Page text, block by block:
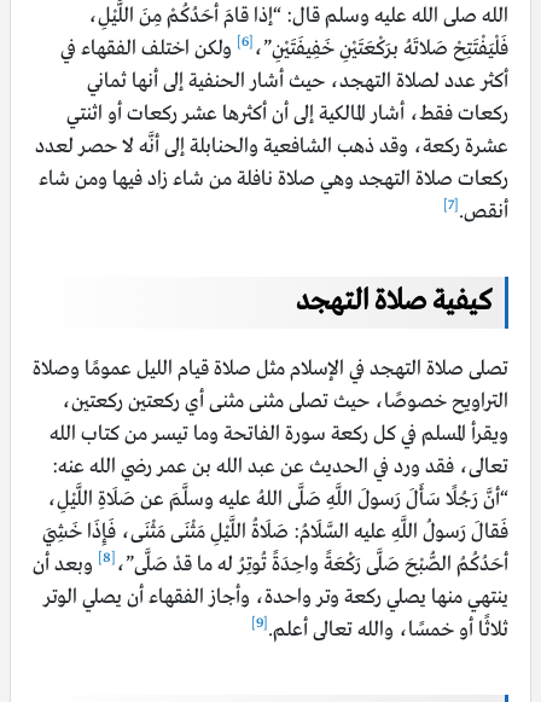
الله صلى الله عليه وسلم قال: “إذا قامَ أحَدُكُمْ مِنَ اللَّيْلِ،
فَلْيَفْتَتِحْ صَلاتَهُ برَكْعَتَيْنِ خَفِيفَتَيْنِ”،[6]
ولكن اختلف الفقهاء في
أكثر عدد لصلاة التهجد، حيث أشار الحنفية إلى أنها ثماني
ركعات فقط، أشار المالكية إلى أن أكثرها عشر ركعات أو اثنتي
عشرة ركعة، وقد ذهب الشافعية والحنابلة إلى أنَّه لا حصر لعدد
ركعات صلاة التهجد وهي صلاة نافلة من شاء زاد فيها ومن شاء
أنقص.[7]
كيفية صلاة التهجد
تصلى صلاة التهجد في الإسلام مثل صلاة قيام الليل عمومًا وصلاة
التراويح خصوصًا، حيث تصلى مثنى مثنى أي ركعتين ركعتين،
ويقرأ المسلم في كل ركعة سورة الفاتحة وما تيسر من كتاب الله
تعالى، فقد ورد في الحديث عن عبد الله بن عمر رضي الله عنه:
“أنَّ رَجُلًا سَأَلَ رَسولَ اللَّهِ صَلَّى اللهُ عليه وسلَّمَ عن صَلَاةِ اللَّيْلِ،
فَقالَ رَسولُ اللَّهِ عليه السَّلَامُ: صَلَاةُ اللَّيْلِ مَثْنَى مَثْنَى، فَإِذَا خَشِيَ
أحَدُكُمُ الصُّبْحَ صَلَّى رَكْعَةً واحِدَةً تُوتِرُ له ما قدْ صَلَّى”،[8]
وبعد أن
ينتهي منها يصلي ركعة وتر واحدة، وأجاز الفقهاء أن يصلي الوتر
ثلاثًا أو خمسًا، والله تعالى أعلم.[9]